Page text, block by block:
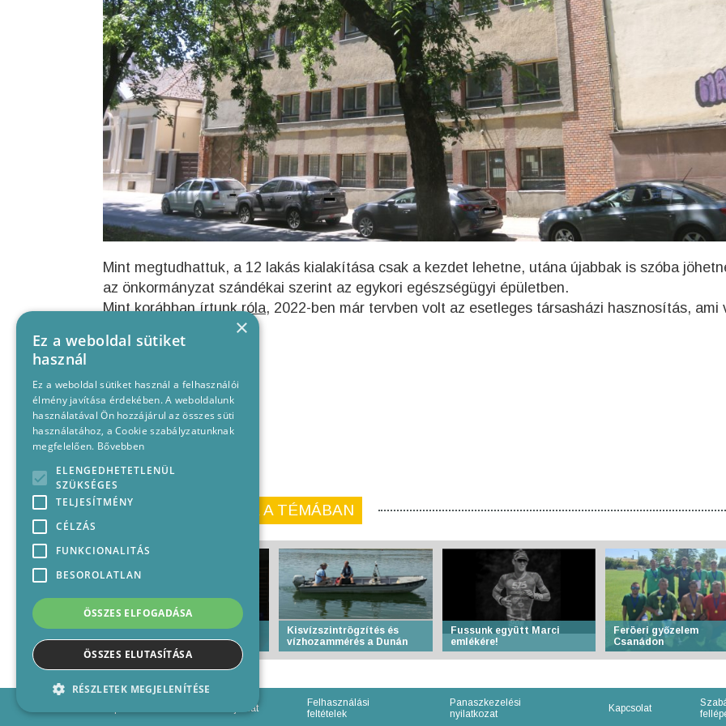
Mint megtudhattuk, a 12 lakás kialakítása csak a kezdet lehetne, utána újabbak is szóba
az önkormányzat szándékai szerint az egykori egészségügyi épületben.
Mint korábban írtunk róla, 2022-ben már tervben volt az esetleges társasházi hasznosítás, ami
KORÁBBI CIKKEINK A TÉMÁBAN
Több mint 700 judós
edzőtáborozik Baján
Kisvízszintrögzítés és
vízhozammérés a Dunán
Fussunk együtt Marci
emlékére!
Feröeri győzelem
Csanádon
Médiajánlat
Felhasználási
feltételek
Panaszkezelési
nyilatkozat
Kapcsolat
×
Ez a weboldal sütiket
használ
Ez a weboldal sütiket használ a felhasználói
élmény javítása érdekében. A weboldalunk
használatával Ön hozzájárul az összes süti
használatához, a Cookie szabályzatunknak
megfelelően. Bővebben
ELENGEDHETETLENÜL
SZÜKSÉGES
TELJESÍTMÉNY
CÉLZÁS
FUNKCIONALITÁS
BESOROLATLAN
ÖSSZES ELFOGADÁSA
ÖSSZES ELUTASÍTÁSA
RÉSZLETEK MEGJELENÍTÉSE